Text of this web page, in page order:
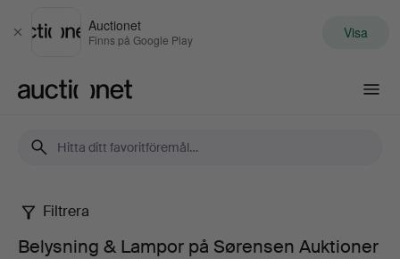
Stäng
Auctionet
Finns på Google Play Visa
Belysning
Filtrera
Belysning & Lampor på Sørensen Auktioner